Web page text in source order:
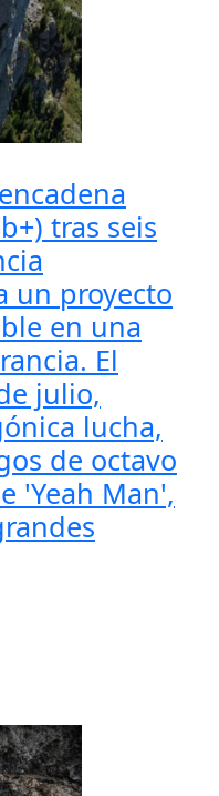
tras seis
un proyecto
en una
El
julio,
lucha,
de octavo
'Yeah Man',